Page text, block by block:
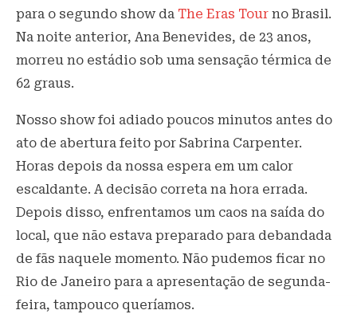
para o segundo show da The Eras Tour no Brasil.
Na noite anterior, Ana Benevides, de 23 anos,
morreu no estádio sob uma sensação térmica de
62 graus.
Nosso show foi adiado poucos minutos antes do
ato de abertura feito por Sabrina Carpenter.
Horas depois da nossa espera em um calor
escaldante. A decisão correta na hora errada.
Depois disso, enfrentamos um caos na saída do
local, que não estava preparado para debandada
de fãs naquele momento. Não pudemos ficar no
Rio de Janeiro para a apresentação de segunda-
feira, tampouco queríamos.